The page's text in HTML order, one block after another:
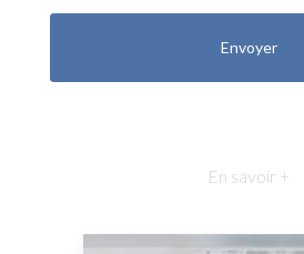
En savoir +